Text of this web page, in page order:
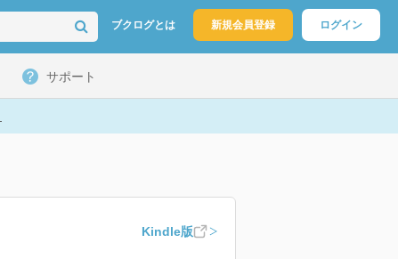
ブクログとは 新規会員登録 ログイン
サポート
Kindle版